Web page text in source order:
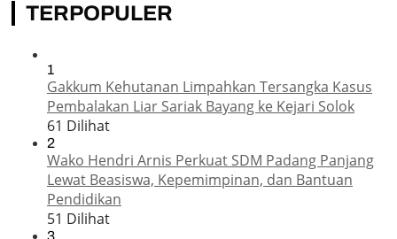
TERPOPULER
1
Gakkum Kehutanan Limpahkan Tersangka Kasus
Pembalakan Liar Sariak Bayang ke Kejari Solok
61 Dilihat
2
Wako Hendri Arnis Perkuat SDM Padang Panjang
Lewat Beasiswa, Kepemimpinan, dan Bantuan
Pendidikan
51 Dilihat
3